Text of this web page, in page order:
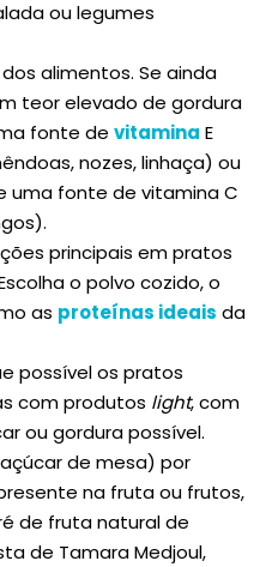
ou legumes
alimentos. Se ainda
teor elevado de gordura
fonte de vitamina E
nozes, linhaça) ou
uma fonte de vitamina C
principais em pratos
o polvo cozido, o
as proteínas ideais da
possível os pratos
com produtos light, com
ou gordura possível.
de mesa) por
na fruta ou frutos,
de fruta natural de
de Tamara Medjoul,